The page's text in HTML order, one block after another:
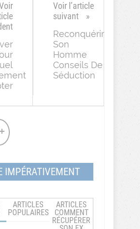
Voir l’article
suivant
Reconquérir
Son
Homme
Conseils De
Séduction
IMPÉRATIVEMENT
ARTICLES
POPULAIRES
ARTICLES
COMMENT
RÉCUPÉRER